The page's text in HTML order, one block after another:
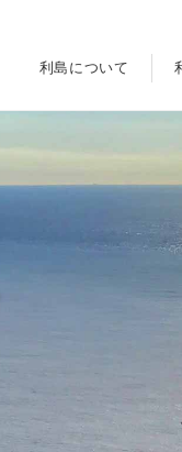
利島について